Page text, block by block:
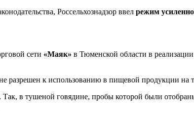
Россельхознадзор ввел режим
сети «Маяк» в Тюменской области в
разрешен к использованию в пищевой продукции
. Так, в тушеной говядине, пробы которой были